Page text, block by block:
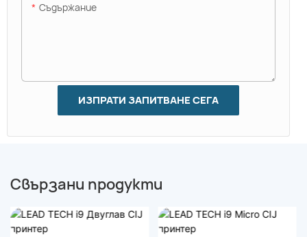
Съдържание
ИЗПРАТИ ЗАПИТВАНЕ СЕГА
Свързани продукти